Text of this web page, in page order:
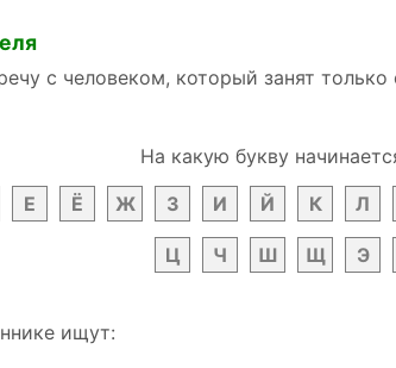
с человеком, который занят
На какую букву
Е Ё Ж З И Й К Л
Ц Ч Ш Щ Э
ищут: